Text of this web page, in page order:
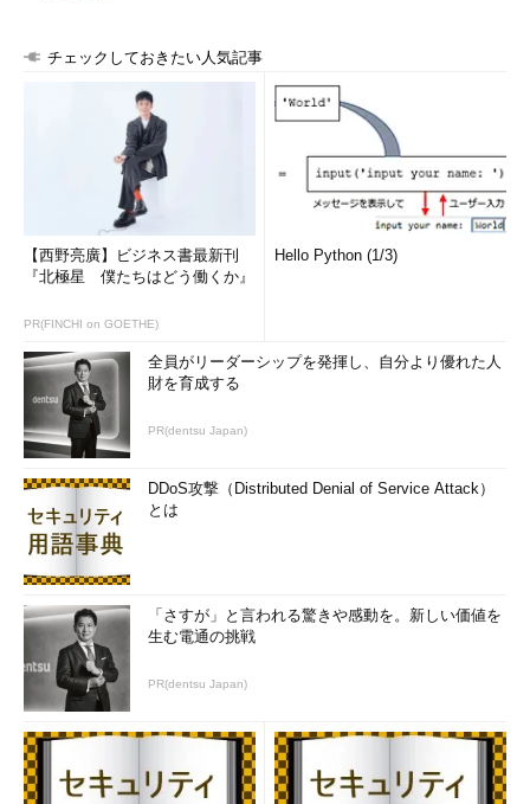
チェックしておきたい人気記事
【西野亮廣】ビジネス書最新刊
『北極星 僕たちはどう働くか』
PR(FINCHI on GOETHE)
Hello Python (1/3)
全員がリーダーシップを発揮し、自分より優れた人
財を育成する
PR(dentsu Japan)
DDoS攻撃（Distributed Denial of Service Attack）
とは
「さすが」と言われる驚きや感動を。新しい価値を
生む電通の挑戦
PR(dentsu Japan)